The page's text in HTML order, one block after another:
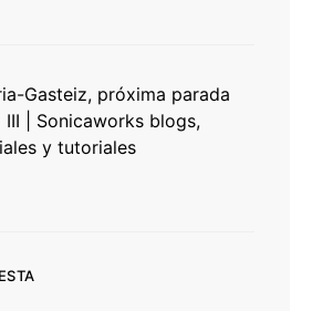
Gasteiz, próxima parada
III | Sonicaworks blogs,
y tutoriales